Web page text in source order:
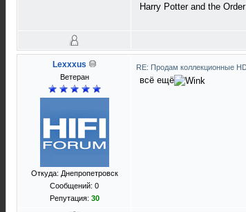
Harry Potter and the
Lexxxus
Ветеран
Откуда: Днепропетровск
Сообщений: 0
Репутация: 30
RE: Продам коллекционные
всё ещё